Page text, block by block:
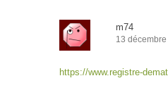
m74
13 décembre
https://www.registre-